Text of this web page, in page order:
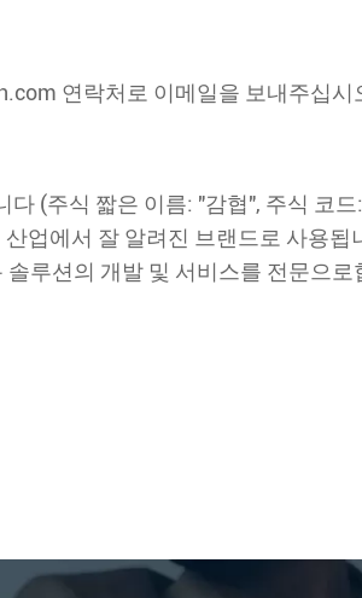
연락처로 이메일을 보내주십시
(주식 짧은 이름: "감협", 주식 코드:
업에서 잘 알려진 브랜드로 사용됩
루션의 개발 및 서비스를 전문으로